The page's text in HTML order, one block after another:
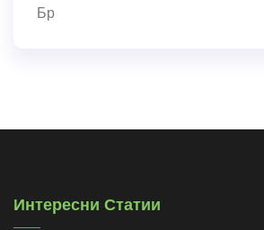
Бр
Интересни Статии